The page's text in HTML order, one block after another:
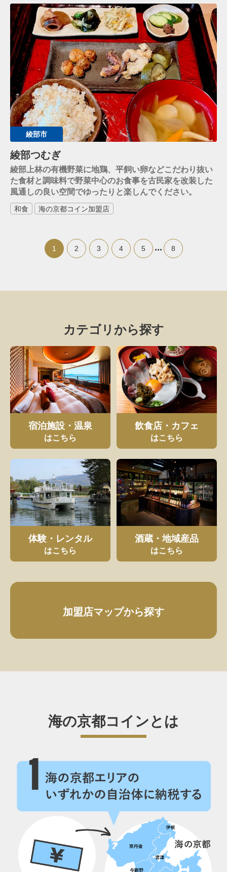
綾部市
綾部つむぎ
綾部上林の有機野菜に地鶏、平飼い卵などこだわり抜い
た食材と調味料で野菜中心のお食事を古民家を改装した
風通しの良い空間でゆったりと楽しんでください。
和食 海の京都コイン加盟店
1 2 3 4 5 ... 8
カテゴリから探す
宿泊施設・温泉
はこちら
飲食店・カフェ
はこちら
体験・レンタル
はこちら
酒蔵・地域産品
はこちら
加盟店マップから探す
海の京都コインとは